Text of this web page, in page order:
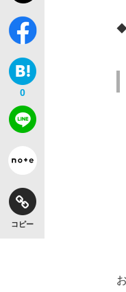
0
コピー